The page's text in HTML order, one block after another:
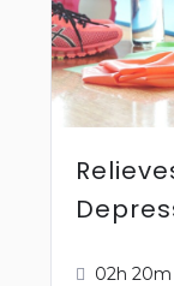
02h 20m